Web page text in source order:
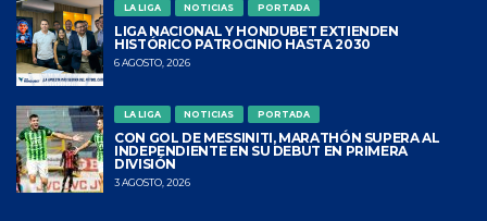
LA LIGA NOTICIAS PORTADA
LIGA NACIONAL Y HONDUBET EXTIENDEN
HISTÓRICO PATROCINIO HASTA 2030
6 AGOSTO, 2026
LA LIGA NOTICIAS PORTADA
CON GOL DE MESSINITI, MARATHÓN SUPERA AL
INDEPENDIENTE EN SU DEBUT EN PRIMERA
DIVISIÓN
3 AGOSTO, 2026